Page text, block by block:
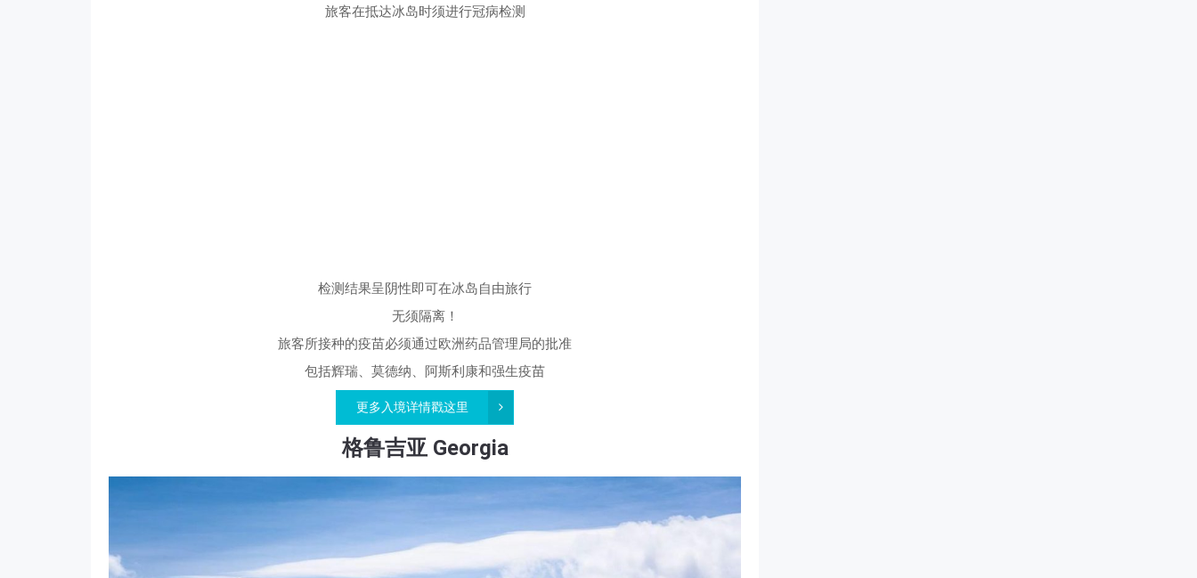
旅客在抵达冰岛时须进行冠病检测
检测结果呈阴性即可在冰岛自由旅行
无须隔离！
旅客所接种的疫苗必须通过欧洲药品管理局的批准
包括辉瑞、莫德纳、阿斯利康和强生疫苗
更多入境详情戳这里
格鲁吉亚 Georgia